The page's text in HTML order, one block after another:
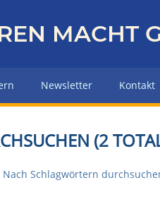
MACHT
Newsletter Kontakt
(2
Nach Schlagwörtern